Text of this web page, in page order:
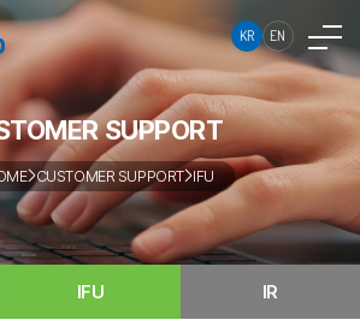
KR EN
SUPPORT
CUSTOMER SUPPORT IFU
IFU IR